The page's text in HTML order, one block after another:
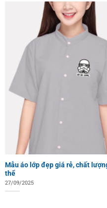
Mẫu áo lớp đẹp giá rẻ, chất
thể
27/09/2025